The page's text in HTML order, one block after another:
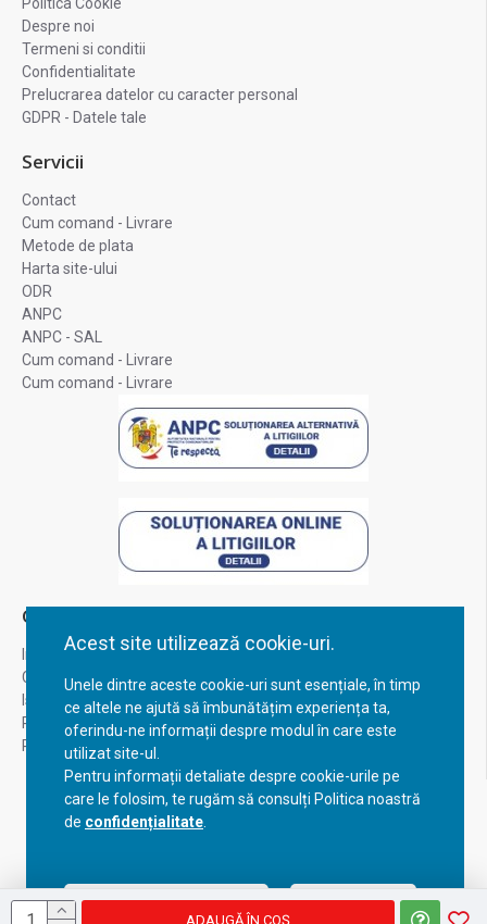
Acest site utilizează cookie-uri.
Unele dintre aceste cookie-uri sunt esențiale, în timp
ce altele ne ajută să îmbunătățim experiența ta,
oferindu-ne informații despre modul în care este
utilizat site-ul.
Pentru informații detaliate despre cookie-urile pe
care le folosim, te rugăm să consulți Politica noastră
de confidențialitate
Acceptă setările curente Configurează
ADAUGĂ ÎN COŞ
Despre noi
Termeni si conditii
Confidentialitate
Prelucrarea datelor cu caracter personal
GDPR - Datele tale
Servicii
Contact
Cum comand - Livrare
Metode de plata
Harta site-ului
ODR
ANPC
ANPC - SAL
Cum comand - Livrare
Cum comand - Livrare
Contul Meu
Inregistrare
Contul meu
Istoric comenzi
Recuperare parola
Returnare produs